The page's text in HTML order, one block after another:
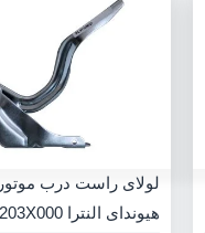
لولای راست درب موتور
هیوندای النترا 791203X000